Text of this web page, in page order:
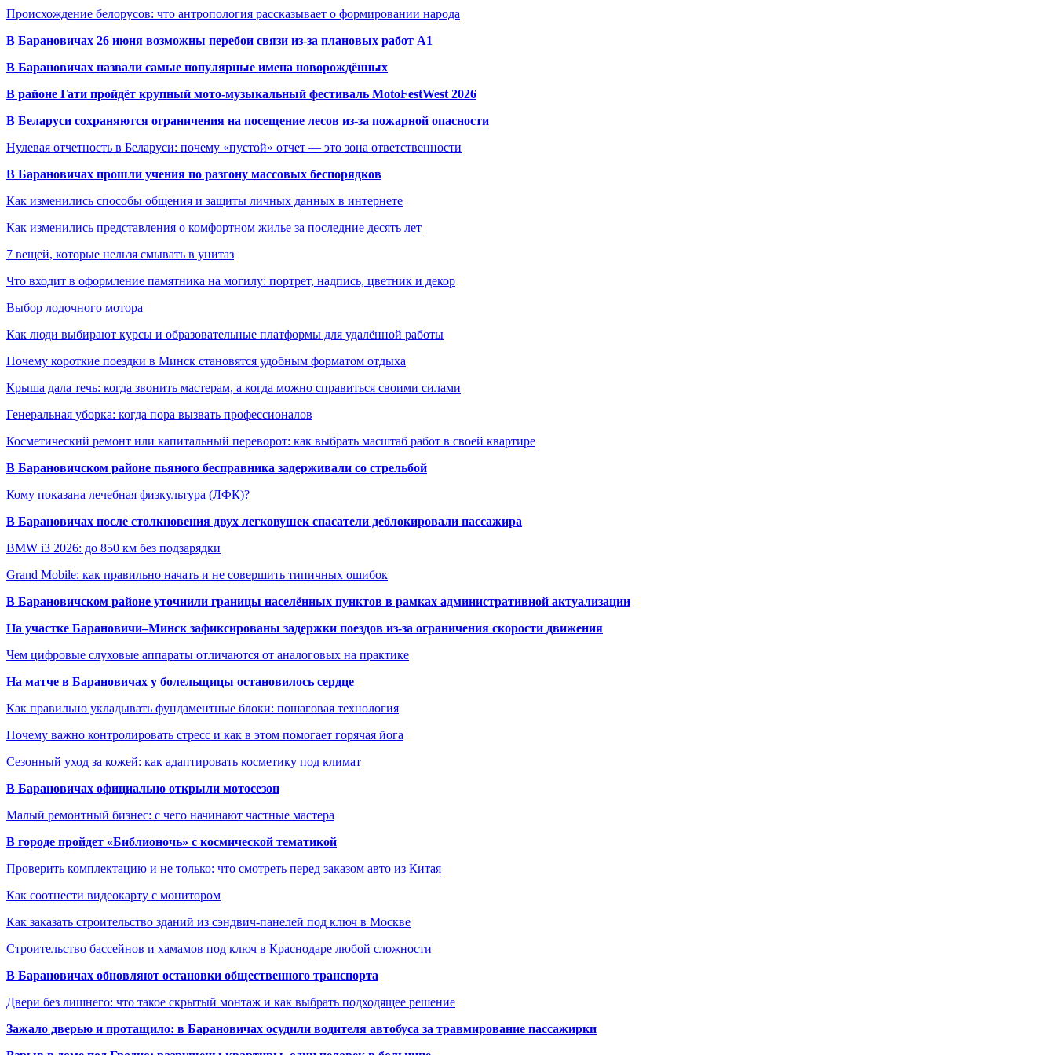
Происхождение белорусов: что антропология рассказывает о формировании народа
В Барановичах 26 июня возможны перебои связи из-за плановых работ A1
В Барановичах назвали самые популярные имена новорождённых
В районе Гати пройдёт крупный мото-музыкальный фестиваль MotoFestWest 2026
В Беларуси сохраняются ограничения на посещение лесов из-за пожарной опасности
Нулевая отчетность в Беларуси: почему «пустой» отчет — это зона ответственности
В Барановичах прошли учения по разгону массовых беспорядков
Как изменились способы общения и защиты личных данных в интернете
Как изменились представления о комфортном жилье за последние десять лет
7 вещей, которые нельзя смывать в унитаз
Что входит в оформление памятника на могилу: портрет, надпись, цветник и декор
Выбор лодочного мотора
Как люди выбирают курсы и образовательные платформы для удалённой работы
Почему короткие поездки в Минск становятся удобным форматом отдыха
Крыша дала течь: когда звонить мастерам, а когда можно справиться своими силами
Генеральная уборка: когда пора вызвать профессионалов
Косметический ремонт или капитальный переворот: как выбрать масштаб работ в своей квартире
В Барановичском районе пьяного бесправника задерживали со стрельбой
Кому показана лечебная физкультура (ЛФК)?
В Барановичах после столкновения двух легковушек спасатели деблокировали пассажира
BMW i3 2026: до 850 км без подзарядки
Grand Mobile: как правильно начать и не совершить типичных ошибок
В Барановичском районе уточнили границы населённых пунктов в рамках административной актуализации
На участке Барановичи–Минск зафиксированы задержки поездов из-за ограничения скорости движения
Чем цифровые слуховые аппараты отличаются от аналоговых на практике
На матче в Барановичах у болельщицы остановилось сердце
Как правильно укладывать фундаментные блоки: пошаговая технология
Почему важно контролировать стресс и как в этом помогает горячая йога
Сезонный уход за кожей: как адаптировать косметику под климат
В Барановичах официально открыли мотосезон
Малый ремонтный бизнес: с чего начинают частные мастера
В городе пройдет «Библионочь» с космической тематикой
Проверить комплектацию и не только: что смотреть перед заказом авто из Китая
Как соотнести видеокарту с монитором
Как заказать строительство зданий из сэндвич-панелей под ключ в Москве
Строительство бассейнов и хамамов под ключ в Краснодаре любой сложности
В Барановичах обновляют остановки общественного транспорта
Двери без лишнего: что такое скрытый монтаж и как выбрать подходящее решение
Зажало дверью и протащило: в Барановичах осудили водителя автобуса за травмирование пассажирки